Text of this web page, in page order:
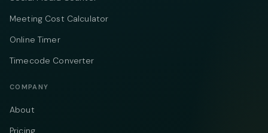
Meeting Cost Calculator
Online Timer
Timecode Converter
COMPANY
About
Pricing